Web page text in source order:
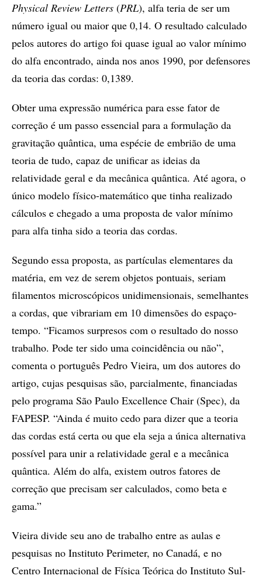
Physical Review Letters (PRL), alfa teria de ser um
número igual ou maior que 0,14. O resultado calculado
pelos autores do artigo foi quase igual ao valor mínimo
do alfa encontrado, ainda nos anos 1990, por defensores
da teoria das cordas: 0,1389.
Obter uma expressão numérica para esse fator de
correção é um passo essencial para a formulação da
gravitação quântica, uma espécie de embrião de uma
teoria de tudo, capaz de unificar as ideias da
relatividade geral e da mecânica quântica. Até agora, o
único modelo físico-matemático que tinha realizado
cálculos e chegado a uma proposta de valor mínimo
para alfa tinha sido a teoria das cordas.
Segundo essa proposta, as partículas elementares da
matéria, em vez de serem objetos pontuais, seriam
filamentos microscópicos unidimensionais, semelhantes
a cordas, que vibrariam em 10 dimensões do espaço-
tempo. “Ficamos surpresos com o resultado do nosso
trabalho. Pode ter sido uma coincidência ou não”,
comenta o português Pedro Vieira, um dos autores do
artigo, cujas pesquisas são, parcialmente, financiadas
pelo programa São Paulo Excellence Chair (Spec), da
FAPESP. “Ainda é muito cedo para dizer que a teoria
das cordas está certa ou que ela seja a única alternativa
possível para unir a relatividade geral e a mecânica
quântica. Além do alfa, existem outros fatores de
correção que precisam ser calculados, como beta e
gama.”
Vieira divide seu ano de trabalho entre as aulas e
pesquisas no Instituto Perimeter, no Canadá, e no
Centro Internacional de Física Teórica do Instituto Sul-